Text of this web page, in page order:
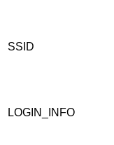
SSID
LOGIN_INFO